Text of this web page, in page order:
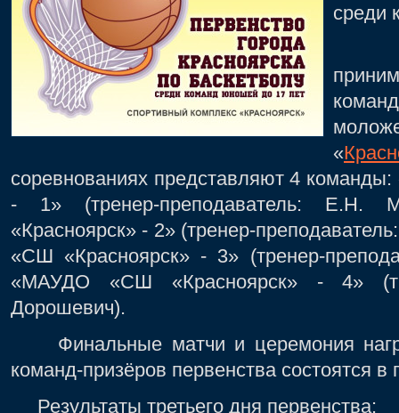
среди
«
соревнованиях представляют 4
- 1» (тренер-преподаватель:
«Красноярск» - 2» (тренер-
«СШ «Красноярск» - 3» (тренер-
«МАУДО «СШ «Красноярск» - 4»
Дорошевич).
Финальные матчи и церемония
команд-призёров первенства состоятся
Результаты третьего дня первенства: